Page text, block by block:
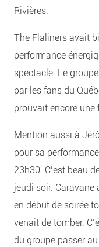
Rivières.
The Flaliners avait
performance
spectacle. Le
par les fans du
prouvait encore une
Mention aussi à
pour sa
23h30. C’est beau
jeudi soir.
en début de soirée
venait de tomber.
du groupe passer